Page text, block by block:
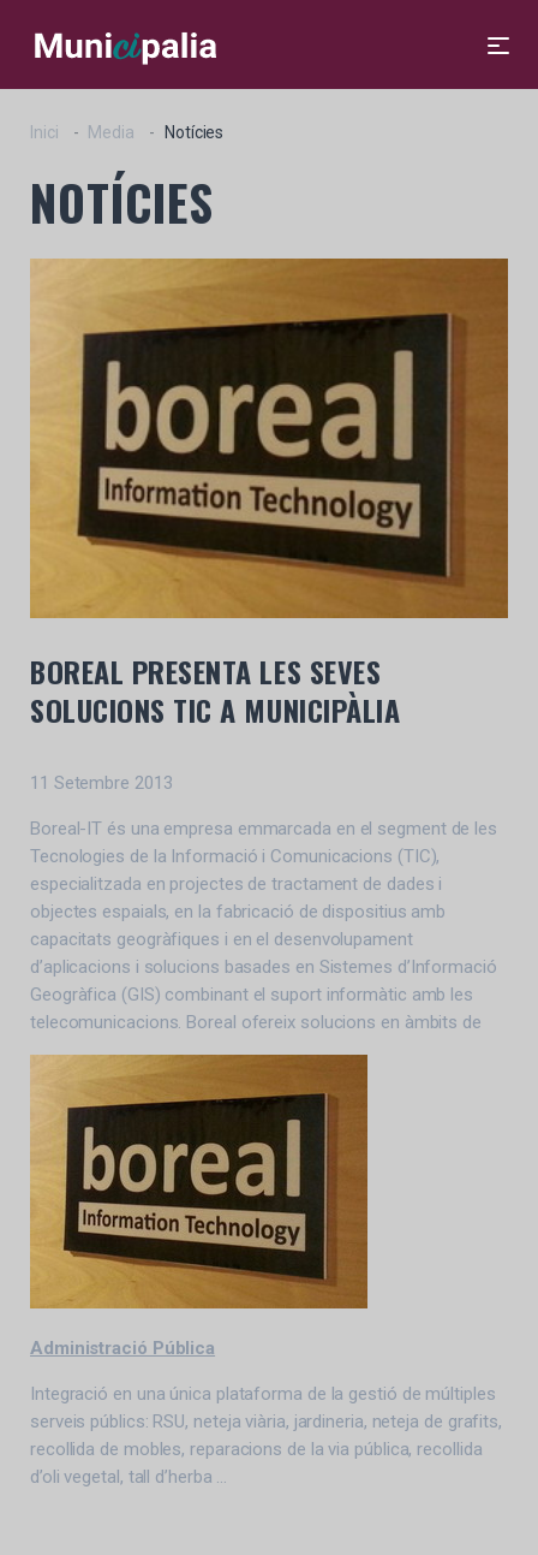
Inici Media Notícies
NOTÍCIES
BOREAL PRESENTA LES SEVES
SOLUCIONS TIC A MUNICIPÀLIA
11 Setembre 2013
Boreal-IT és una empresa emmarcada en el segment de les
Tecnologies de la Informació i Comunicacions (TIC),
especialitzada en projectes de tractament de dades i
objectes espaials, en la fabricació de dispositius amb
capacitats geogràfiques i en el desenvolupament
d’aplicacions i solucions basades en Sistemes d’Informació
Geogràfica (GIS) combinant el suport informàtic amb les
telecomunicacions. Boreal ofereix solucions en àmbits de
Administració Pública
Integració en una única plataforma de la gestió de múltiples
serveis públics: RSU, neteja viària, jardineria, neteja de grafits,
recollida de mobles, reparacions de la via pública, recollida
d’oli vegetal, tall d’herba …